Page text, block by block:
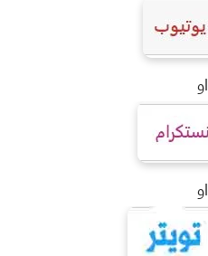
او
او